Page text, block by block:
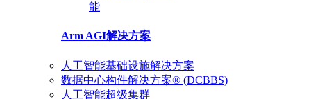
能
Arm AGI解决方案
人工智能基础设施解决方案
数据中心构件解决方案® (DCBBS)
人工智能超级集群